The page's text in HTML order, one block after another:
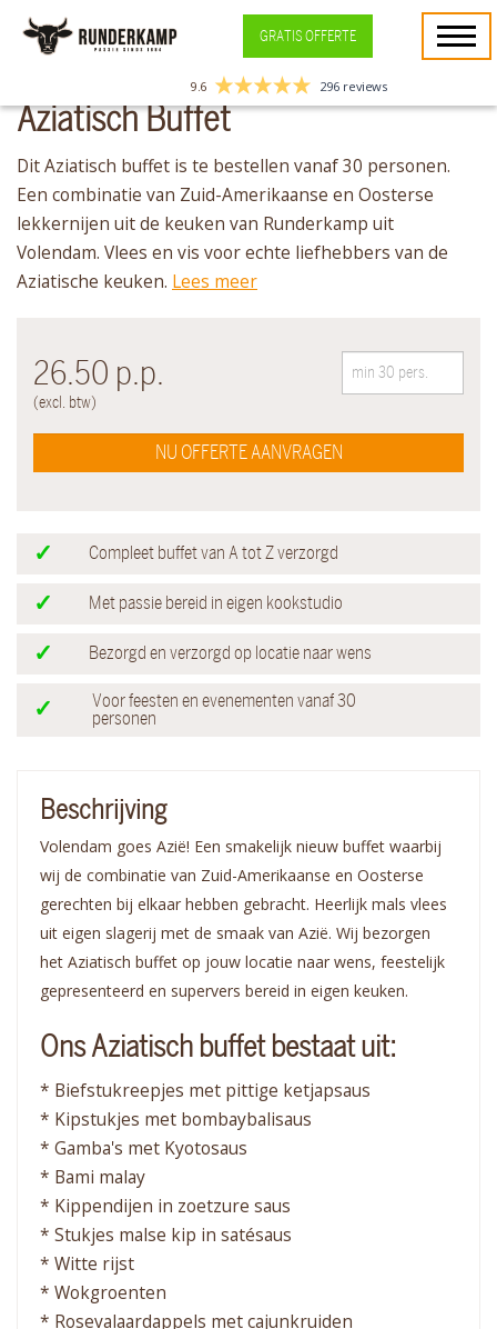
GRATIS OFFERTE
9.6 296 reviews
Aziatisch Buffet
Dit Aziatisch buffet is te bestellen vanaf 30 personen.
Een combinatie van Zuid-Amerikaanse en Oosterse
lekkernijen uit de keuken van Runderkamp uit
Volendam. Vlees en vis voor echte liefhebbers van de
Aziatische keuken. Lees meer
26.50 p.p.
(excl. btw)
Compleet buffet van A tot Z verzorgd
Met passie bereid in eigen kookstudio
Bezorgd en verzorgd op locatie naar wens
Voor feesten en evenementen vanaf 30
personen
Beschrijving
Volendam goes Azië! Een smakelijk nieuw buffet waarbij
wij de combinatie van Zuid-Amerikaanse en Oosterse
gerechten bij elkaar hebben gebracht. Heerlijk mals vlees
uit eigen slagerij met de smaak van Azië. Wij bezorgen
het Aziatisch buffet op jouw locatie naar wens, feestelijk
gepresenteerd en supervers bereid in eigen keuken.
Ons Aziatisch buffet bestaat uit:
* Biefstukreepjes met pittige ketjapsaus
* Kipstukjes met bombaybalisaus
* Gamba's met Kyotosaus
* Bami malay
* Kippendijen in zoetzure saus
* Stukjes malse kip in satésaus
* Witte rijst
* Wokgroenten
* Rosevalaardappels met cajunkruiden